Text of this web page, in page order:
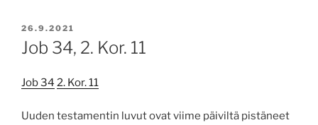
JULKAISTU
26.9.2021
Job 34, 2. Kor. 11
Job 34 2. Kor. 11
Uuden testamentin luvut ovat viime päiviltä pistäneet